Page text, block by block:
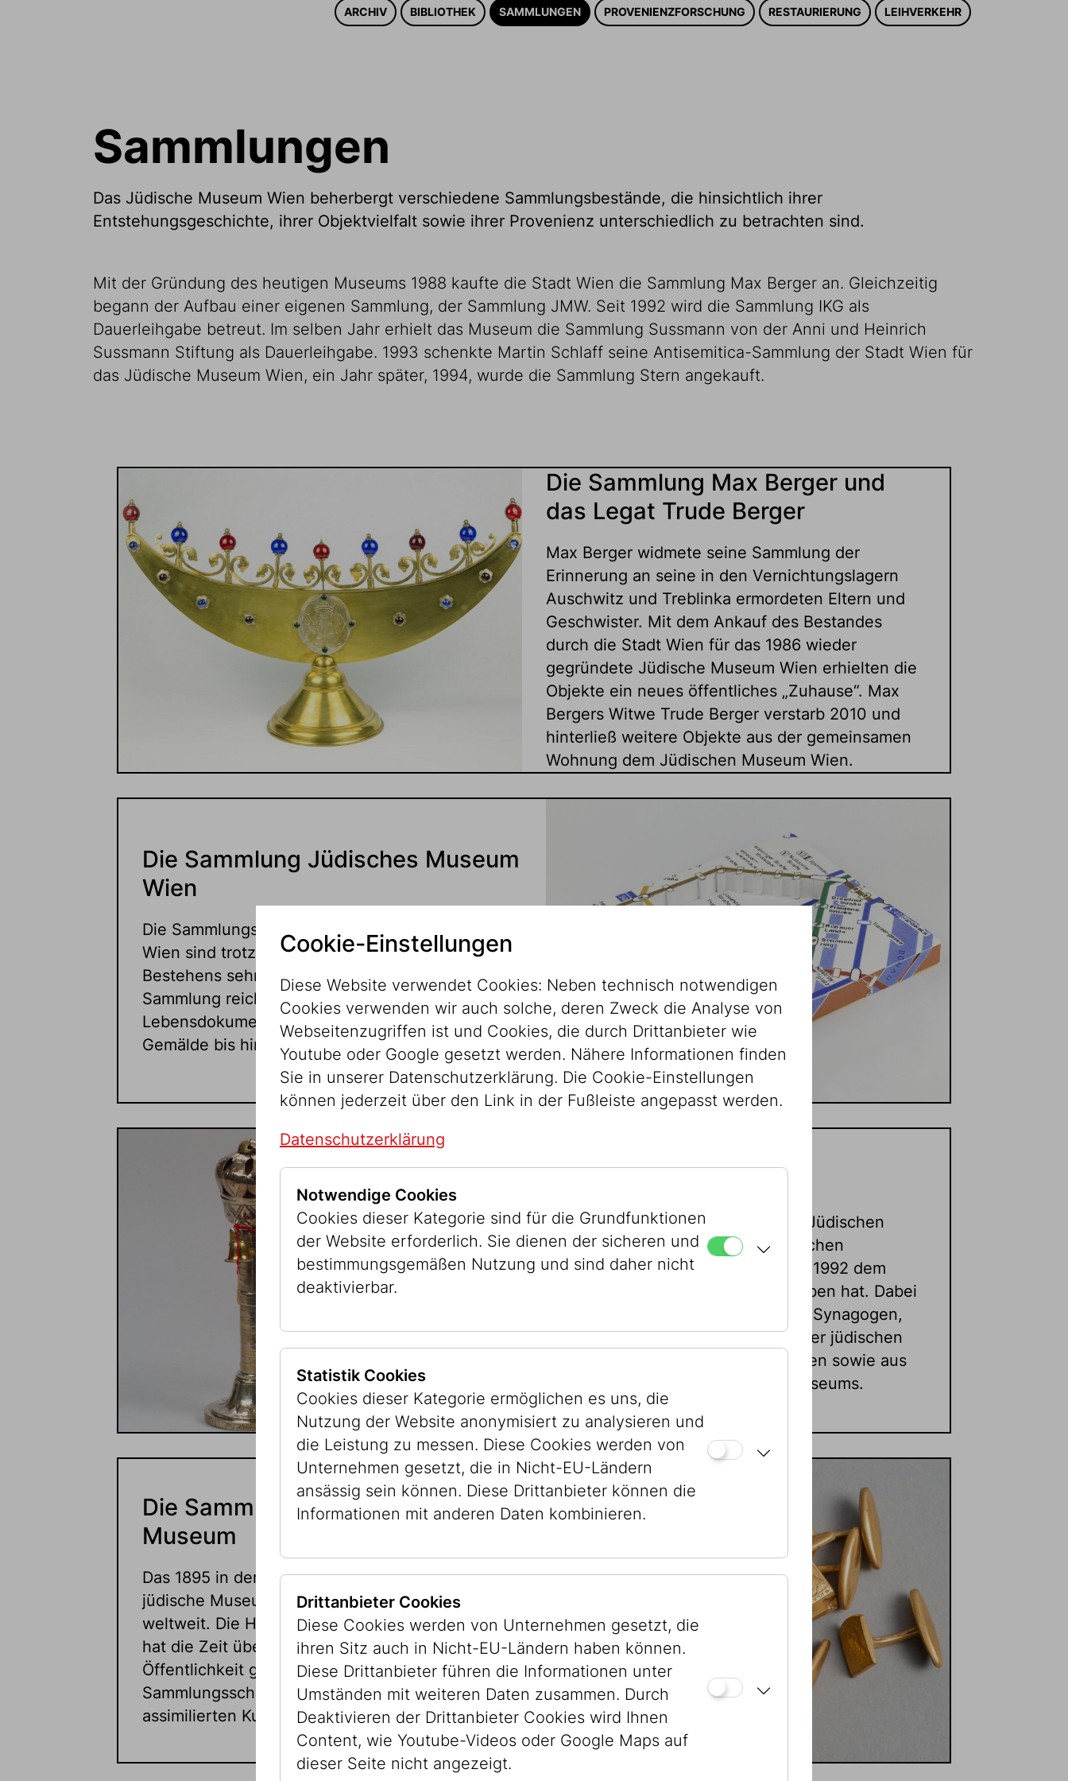
ARCHIV BIBLIOTHEK SAMMLUNGEN PROVENIENZFORSCHUNG RESTAURIERUNG LEIHVERKEHR
Sammlungen
Das Jüdische Museum Wien beherbergt verschiedene Sammlungsbestände, die hinsichtlich ihrer
Entstehungsgeschichte, ihrer Objektvielfalt sowie ihrer Provenienz unterschiedlich zu betrachten sind.
Mit der Gründung des heutigen Museums 1988 kaufte die Stadt Wien die Sammlung Max Berger an. Gleichzeitig
begann der Aufbau einer eigenen Sammlung, der Sammlung JMW. Seit 1992 wird die Sammlung IKG als
Dauerleihgabe betreut. Im selben Jahr erhielt das Museum die Sammlung Sussmann von der Anni und Heinrich
Sussmann Stiftung als Dauerleihgabe. 1993 schenkte Martin Schlaff seine Antisemitica-Sammlung der Stadt Wien für
das Jüdische Museum Wien, ein Jahr später, 1994, wurde die Sammlung Stern angekauft.
Die Sammlung Max Berger und
das Legat Trude Berger
Max Berger widmete seine Sammlung der
Erinnerung an seine in den Vernichtungslagern
Auschwitz und Treblinka ermordeten Eltern und
Geschwister. Mit dem Ankauf des Bestandes
durch die Stadt Wien für das 1986 wieder
gegründete Jüdische Museum Wien erhielten die
Objekte ein neues öffentliches „Zuhause“. Max
Bergers Witwe Trude Berger verstarb 2010 und
hinterließ weitere Objekte aus der gemeinsamen
Wohnung dem Jüdischen Museum Wien.
Die Sammlung Jüdisches Museum
Wien
Die Sammlungsbestände des Jüdischen Museums
Wien sind trotz seines erst relativ kurzen
Bestehens sehr vielfältig. Die Objektarten der
Sammlung reichen von Fotos,
Lebensdokumenten, Alltagsgegenständen über
Gemälde bis hin zu klassischen Judaika.
Die weitaus größte Sammlung des Jüdischen
Museums Wien ist die der Israelitischen
Kultusgemeinde, die ihren Bestand 1992 dem
Museum als Dauerleihgabe übergeben hat. Dabei
handelt es sich um Kultobjekte aus Synagogen,
Gegenstände aus Organisationen der jüdischen
Gemeinden und aus Privathaushalten sowie aus
Beständen des alten Jüdischen Museums.
Die Sammlung altes Jüdisches
Museum
Das 1895 in der Wiener Rathausstraße gegründete
jüdische Museum war das erste seiner Art
weltweit. Die Hälfte des ursprünglichen Bestandes
hat die Zeit überdauert und kann der
Öffentlichkeit gezeigt werden. Der
Sammlungsschwerpunkt der durchwegs
assimilierten Kuratoren war Osteuropa.
Cookie-Einstellungen
Diese Website verwendet Cookies: Neben technisch notwendigen
Cookies verwenden wir auch solche, deren Zweck die Analyse von
Webseitenzugriffen ist und Cookies, die durch Drittanbieter wie
Youtube oder Google gesetzt werden. Nähere Informationen finden
Sie in unserer Datenschutzerklärung. Die Cookie-Einstellungen
können jederzeit über den Link in der Fußleiste angepasst werden.
Datenschutzerklärung
Notwendige Cookies
Cookies dieser Kategorie sind für die Grundfunktionen
der Website erforderlich. Sie dienen der sicheren und
bestimmungsgemäßen Nutzung und sind daher nicht
deaktivierbar.
Statistik Cookies
Cookies dieser Kategorie ermöglichen es uns, die
Nutzung der Website anonymisiert zu analysieren und
die Leistung zu messen. Diese Cookies werden von
Unternehmen gesetzt, die in Nicht-EU-Ländern
ansässig sein können. Diese Drittanbieter können die
Informationen mit anderen Daten kombinieren.
Drittanbieter Cookies
Diese Cookies werden von Unternehmen gesetzt, die
ihren Sitz auch in Nicht-EU-Ländern haben können.
Diese Drittanbieter führen die Informationen unter
Umständen mit weiteren Daten zusammen. Durch
Deaktivieren der Drittanbieter Cookies wird Ihnen
Content, wie Youtube-Videos oder Google Maps auf
dieser Seite nicht angezeigt.